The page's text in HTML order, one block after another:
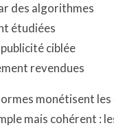
des algorithmes
étudiées
ciblée
revendues
monétisent
mais cohérent :